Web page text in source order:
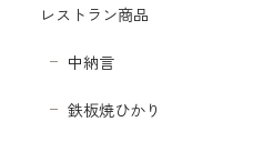
レストラン商品
中納言
鉄板焼ひかり